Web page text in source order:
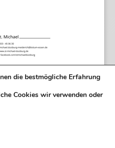
die bestmögliche Erfahrung
Cookies wir verwenden oder